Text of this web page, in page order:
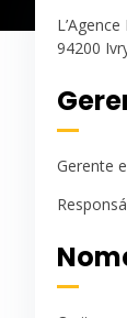
94200
Gerente